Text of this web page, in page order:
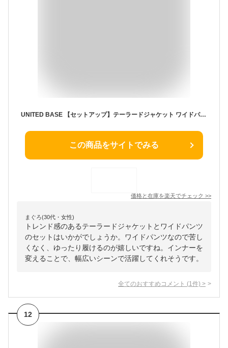
UNITED BASE 【セットアップ】テーラードジャケット ワイドパンツ スーツセット ユナイテッド ベース スーツ・フォーマル セットアップスーツ ネイビー ベージュ ブラック グレー【送料無料】
この商品をサイトでみる
価格と在庫を楽天でチェック >>
まぐろ(30代・女性)
トレンド感のあるテーラードジャケットとワイドパンツ
のセットはいかがでしょうか。ワイドパンツなので苦し
くなく、ゆったり履けるのが嬉しいですね。インナーを
変えることで、幅広いシーンで活躍してくれそうです。
全てのおすすめコメント (1 件) >
12